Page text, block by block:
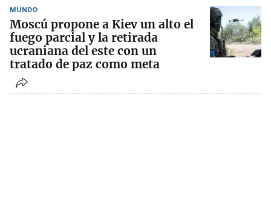
MUNDO
Moscú propone a Kiev un alto el
fuego parcial y la retirada
ucraniana del este con un
tratado de paz como meta